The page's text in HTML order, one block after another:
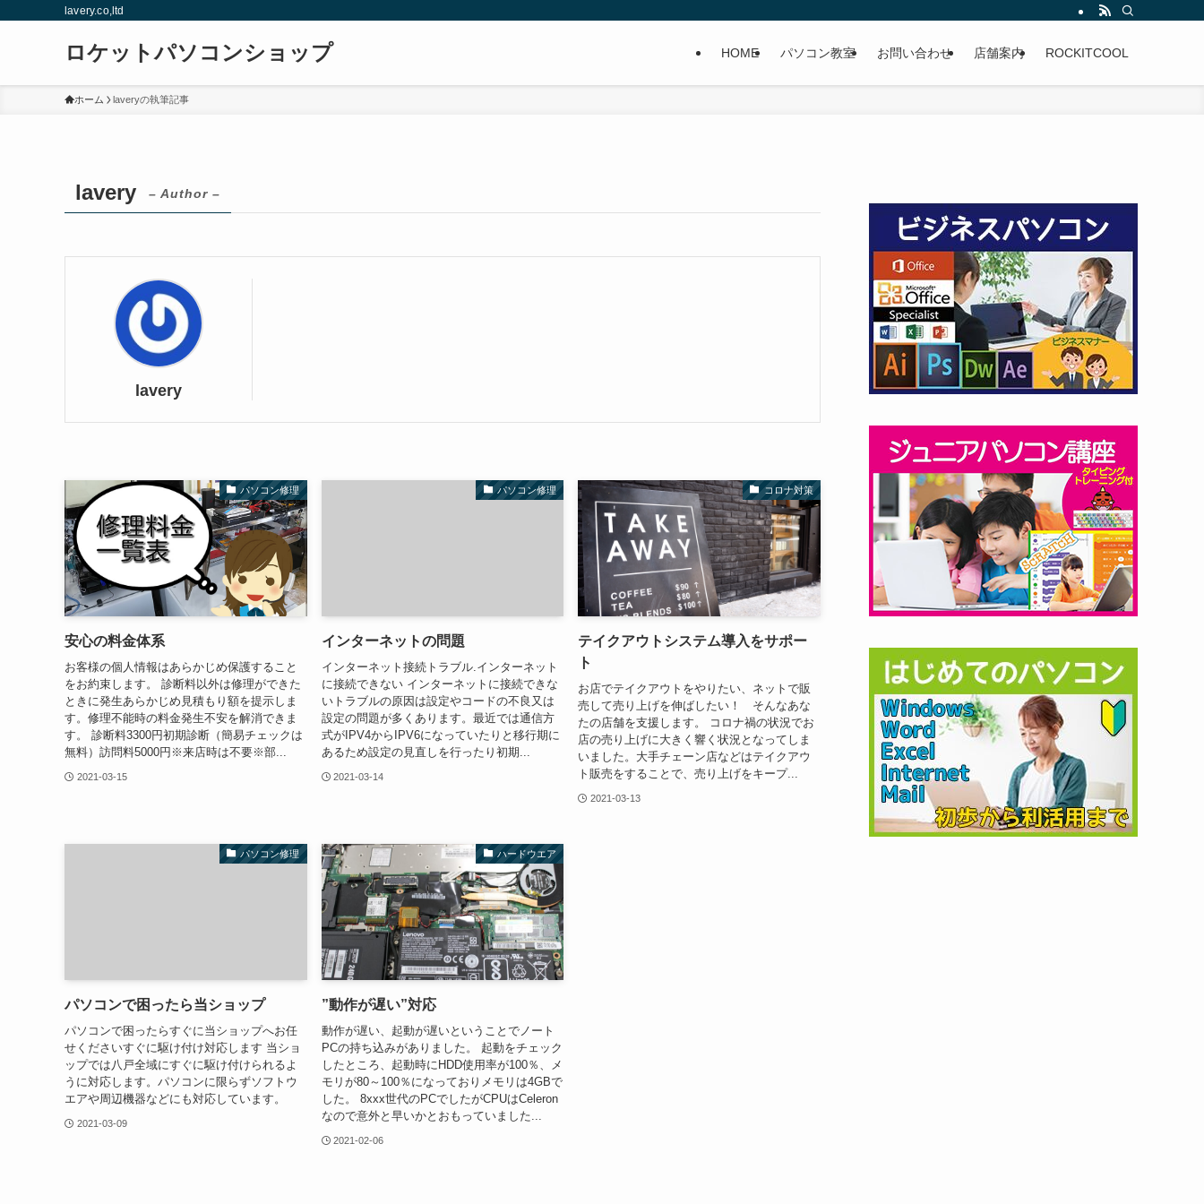
lavery.co,ltd
ロケットパソコンショップ HOME パソコン教室 お問い合わせ 店舗案内 ROCKITCOOL
ホーム laveryの執筆記事
lavery – Author –
lavery
パソコン修理
安心の料金体系
お客様の個人情報はあらかじめ保護すること
をお約束します。 診断料以外は修理ができた
ときに発生あらかじめ見積もり額を提示しま
す。修理不能時の料金発生不安を解消できま
す。 診断料3300円初期診断（簡易チェックは
無料）訪問料5000円※来店時は不要※部...
2021-03-15
パソコン修理
インターネットの問題
インターネット接続トラブル.インターネット
に接続できない インターネットに接続できな
いトラブルの原因は設定やコードの不良又は
設定の問題が多くあります。最近では通信方
式がIPV4からIPV6になっていたりと移行期に
あるため設定の見直しを行ったり初期...
2021-03-14
コロナ対策
テイクアウトシステム導入をサポー
ト
お店でテイクアウトをやりたい、ネットで販
売して売り上げを伸ばしたい！ そんなあな
たの店舗を支援します。 コロナ禍の状況でお
店の売り上げに大きく響く状況となってしま
いました。大手チェーン店などはテイクアウ
ト販売をすることで、売り上げをキープ...
2021-03-13
パソコン修理
パソコンで困ったら当ショップ
パソコンで困ったらすぐに当ショップへお任
せくださいすぐに駆け付け対応します 当ショ
ップでは八戸全域にすぐに駆け付けられるよ
うに対応します。パソコンに限らずソフトウ
エアや周辺機器などにも対応しています。
2021-03-09
ハードウエア
”動作が遅い”対応
動作が遅い、起動が遅いということでノート
PCの持ち込みがありました。 起動をチェック
したところ、起動時にHDD使用率が100％、メ
モリが80～100％になっておりメモリは4GBで
した。 8xxx世代のPCでしたがCPUはCeleron
なので意外と早いかとおもっていました...
2021-02-06